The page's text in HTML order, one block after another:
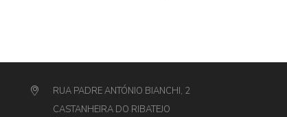
RUA PADRE ANTÓNIO BIANCHI, 2
CASTANHEIRA DO RIBATEJO